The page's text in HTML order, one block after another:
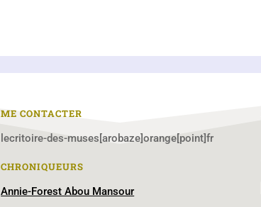
ME CONTACTER
lecritoire-des-muses[arobaze]orange[point]fr
CHRONIQUEURS
Annie-Forest Abou Mansour